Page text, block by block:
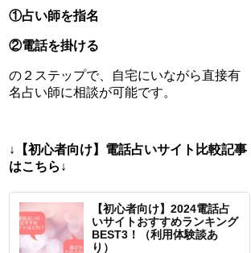
①占い師を指名
②電話を掛ける
の２ステップで、自宅にいながら直接有
名占い師に相談が可能です。
↓【初心者向け】電話占いサイト比較記事
はこちら↓
【初心者向け】2024電話占
いサイトおすすめランキング
BEST3！（利用体験談あ
り）